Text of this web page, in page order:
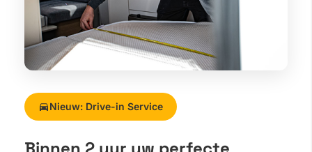
Nieuw: Drive-in Service